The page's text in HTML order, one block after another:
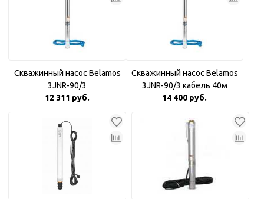
Скважинный насос Belamos
3JNR-90/3
12 311 руб.
Скважинный насос Belamos
3JNR-90/3 кабель 40м
14 400 руб.